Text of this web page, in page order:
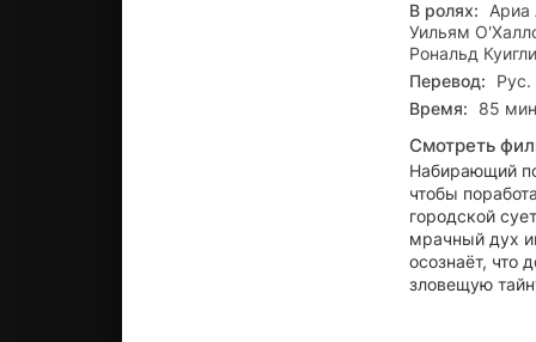
В ролях:
Ариа
Уильям
Рональд Куигли
Перевод:
Время:
85
Смотреть
Набирающий
чтобы
городской
мрачный дух
осознаёт, что
зловещую